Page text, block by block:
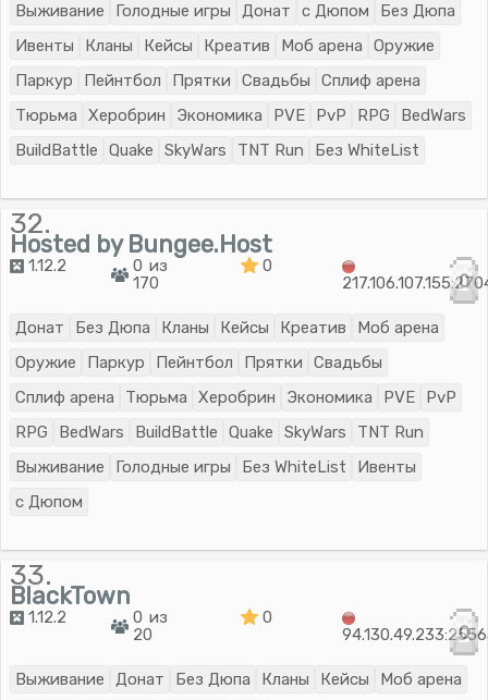
Выживание Голодные игры Донат с Дюпом
Без Дюпа
Ивенты
Кланы Кейсы Креатив Моб арена
Оружие
Паркур
Пейнтбол Прятки Свадьбы
Сплиф арена
Тюрьма
Херобрин Экономика PVE PvP RPG
BedWars
BuildBattle
Quake SkyWars TNT Run Без WhiteList
32.
Hosted by Bungee.Host
1.12.2
0 из
170
0
0
Донат Без Дюпа Кланы Кейсы Креатив
Моб арена
Оружие
Паркур Пейнтбол Прятки
Свадьбы
Сплиф арена
Тюрьма Херобрин Экономика PVE
PvP
RPG
BedWars BuildBattle Quake SkyWars
TNT Run
Выживание
Голодные игры Без WhiteList
Ивенты
с Дюпом
33.
BlackTown
1.12.2
0 из
20
0
0
Выживание Донат Без Дюпа Кланы Кейсы
Моб арена